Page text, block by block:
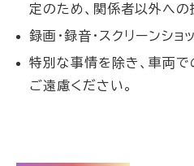
定のため、関係者以外への
録画・録音・スクリーンショ
特別な事情を除き、車両
ご遠慮ください。